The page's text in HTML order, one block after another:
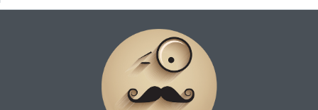
Водночас його залучають до науково-
організаційної роботи. Із серпня 1972 року
Микола Миколайович призначений на
посаду заступника декана біологічного
факультету КДУ. У жовтні 1976 року Мінвуз
СРСР командирує доцента М. М. Мусієнка